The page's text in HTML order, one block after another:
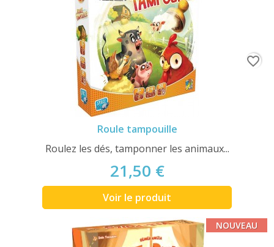
Roule tampouille
Roulez les dés, tamponner les animaux...
21,50 €
Voir le produit
favorite_border
NOUVEAU